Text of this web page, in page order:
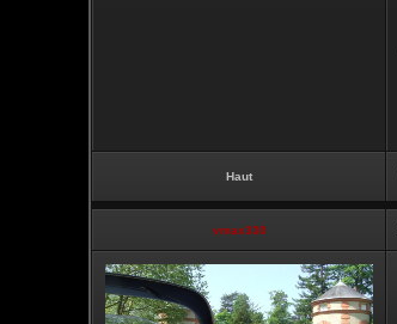
Haut
vmax330